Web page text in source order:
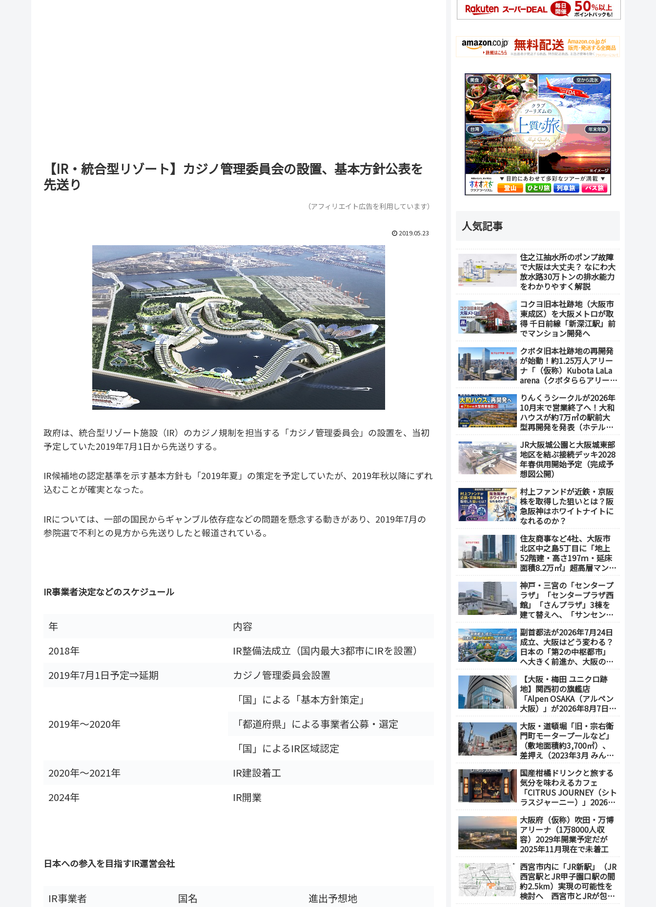
【IR・統合型リゾート】カジノ管理委員会の設置、基本方針公表を
先送り
（アフィリエイト広告を利用しています）
2019.05.23
政府は、統合型リゾート施設（IR）のカジノ規制を担当する「カジノ管理委員会」の設置を、当初
予定していた2019年7月1日から先送りする。
IR候補地の認定基準を示す基本方針も「2019年夏」の策定を予定していたが、2019年秋以降にずれ
込むことが確実となった。
IRについては、一部の国民からギャンブル依存症などの問題を懸念する動きがあり、2019年7月の
参院選で不利との見方から先送りしたと報道されている。
IR事業者決定などのスケジュール
年
内容
2018年
IR整備法成立（国内最大3都市にIRを設置）
2019年7月1日予定⇒延期
カジノ管理委員会設置
2019年～2020年
「国」による「基本方針策定」
「都道府県」による事業者公募・選定
「国」によるIR区域認定
2020年～2021年
IR建設着工
2024年
IR開業
日本への参入を目指すIR運営会社
IR事業者 国名
進出予想地
人気記事
住之江抽水所のポンプ故障
で大阪は大丈夫？ なにわ大
放水路30万トンの排水能力
をわかりやすく解説
コクヨ旧本社跡地（大阪市
東成区）を大阪メトロが取
得 千日前線「新深江駅」前
でマンション開発へ
クボタ旧本社跡地の再開発
が始動！約1.25万人アリー
ナ「（仮称）Kubota LaLa
arena（クボタららアリー
業施設も開発へ【2032年以
降開業】
りんくうシークルが2026年
10月末で営業終了へ！大和
ハウスが約7万㎡の駅前大
型再開発を発表（ホテル開
JR大阪城公園と大阪城東部
地区を結ぶ接続デッキ2028
年春供用開始予定（完成予
想図公開）
村上ファンドが近鉄・京阪
株を取得した狙いとは？阪
急阪神はホワイトナイトに
なれるのか？
住友商事など4社、大阪市
北区中之島5丁目に「地上
52階建・高さ197ｍ・延床
面積8.2万㎡」超高層マンシ
竣工
神戸・三宮の「センタープ
ラザ」「センタープラザ西
館」「さんプラザ」3棟を
建て替えへ、「サンセンタ
会」が2026年7月発足
副首都法が2026年7月24日
成立、大阪はどう変わる？
日本の「第2の中枢都市」
へ大きく前進か、大阪の5
【大阪・梅田 ユニクロ跡
地】関西初の旗艦店
「Alpen OSAKA（アルペン
大阪）」が2026年8月7日オ
の体験型スポーツ専門店が
誕生
大阪・道頓堀「旧・宗右衛
門町モータープールなど」
（敷地面積約3,700㎡）、
差押え（2023年3月 みんな
得）
国産柑橘ドリンクと旅する
気分を味わえるカフェ
「CITRUS JOURNEY（シト
ラスジャーニー）」2026年
メトロ「本町駅」徒歩1
分）
大阪府（仮称）吹田・万博
アリーナ（1万8000人収
容）2029年開業予定だが
2025年11月現在で未着工
西宮市内に「JR新駅」（JR
西宮駅とJR甲子園口駅の間
約2.5km）実現の可能性を
検討へ 西宮市とJRが包括